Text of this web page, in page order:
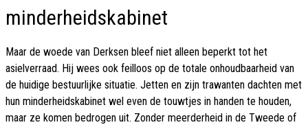
minderheidskabinet
Maar de woede van Derksen bleef niet alleen beperkt tot het
asielverraad. Hij wees ook feilloos op de totale onhoudbaarheid van
de huidige bestuurlijke situatie. Jetten en zijn trawanten dachten met
hun minderheidskabinet wel even de touwtjes in handen te houden,
maar ze komen bedrogen uit. Zonder meerderheid in de Tweede of